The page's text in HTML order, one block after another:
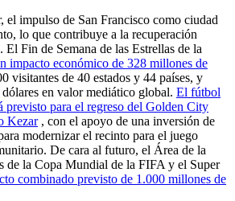
el impulso de San Francisco como ciudad
lo que contribuye a la recuperación
El Fin de Semana de las Estrellas de la
impacto económico de 328 millones de
visitantes de 40 estados y 44 países, y
en valor mediático global. El fútbol
previsto para el regreso del Golden City
Kezar, con el apoyo de una inversión de
modernizar el recinto para el juego
De cara al futuro, el Área de la
de la Copa Mundial de la FIFA y el Super
combinado previsto de 1.000 millones de